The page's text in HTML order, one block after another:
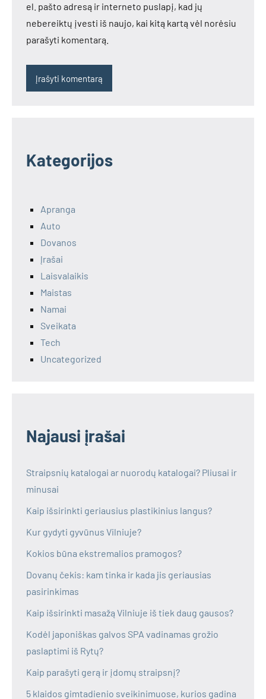
el. pašto adresą ir interneto puslapį, kad jų
nebereiktų įvesti iš naujo, kai kitą kartą vėl norėsiu
parašyti komentarą.
Kategorijos
Apranga
Auto
Dovanos
Įrašai
Laisvalaikis
Maistas
Namai
Sveikata
Tech
Uncategorized
Najausi įrašai
Straipsnių katalogai ar nuorodų katalogai? Pliusai ir
minusai
Kaip išsirinkti geriausius plastikinius langus?
Kur gydyti gyvūnus Vilniuje?
Kokios būna ekstremalios pramogos?
Dovanų čekis: kam tinka ir kada jis geriausias
pasirinkimas
Kaip išsirinkti masažą Vilniuje iš tiek daug gausos?
Kodėl japoniškas galvos SPA vadinamas grožio
paslaptimi iš Rytų?
Kaip parašyti gerą ir įdomų straipsnį?
5 klaidos gimtadienio sveikinimuose, kurios gadina